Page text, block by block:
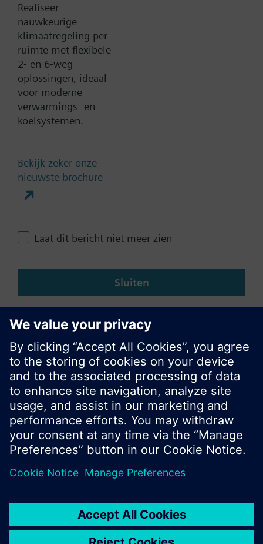
Documenten
Technische samenvatting
Realiseer
nauwkeurige
klimaatregeling per
ruimte met flexibele
2- en 6-weg
oplossingen, ideaal
voor moderne
verwarmings- en
koelsystemen.
Bekijk zeker onze
nieuwste brochure
Laat dit bericht niet meer zien
Sluiten
Deze pagina delen
Verander regio
© Siemens Nederland N.V. 2017
Productportfolio en prijzen kunnen variëren per
Gebruikershandleiding